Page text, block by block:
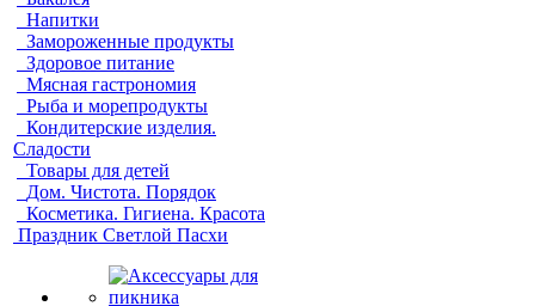
Напитки
Замороженные продукты
Здоровое питание
Мясная гастрономия
Рыба и морепродукты
Кондитерские изделия.
Сладости
Товары для детей
Дом. Чистота. Порядок
Косметика. Гигиена. Красота
Праздник Светлой Пасхи